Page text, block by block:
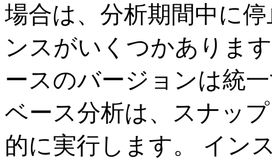
場合は、分析期間中に
ンスがいくつかありま
ースのバージョンは統
ベース分析は、スナッ
的に実行します。 イン